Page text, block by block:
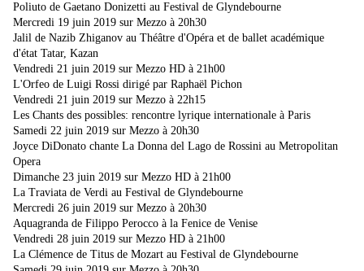
Poliuto de Gaetano Donizetti au Festival de Glyndebourne
Mercredi 19 juin 2019 sur Mezzo à 20h30
Jalil de Nazib Zhiganov au Théâtre d'Opéra et de ballet académique
d'état Tatar, Kazan
Vendredi 21 juin 2019 sur Mezzo HD à 21h00
L'Orfeo de Luigi Rossi dirigé par Raphaël Pichon
Vendredi 21 juin 2019 sur Mezzo à 22h15
Les Chants des possibles: rencontre lyrique internationale à Paris
Samedi 22 juin 2019 sur Mezzo à 20h30
Joyce DiDonato chante La Donna del Lago de Rossini au Metropolitan
Opera
Dimanche 23 juin 2019 sur Mezzo HD à 21h00
La Traviata de Verdi au Festival de Glyndebourne
Mercredi 26 juin 2019 sur Mezzo à 20h30
Aquagranda de Filippo Perocco à la Fenice de Venise
Vendredi 28 juin 2019 sur Mezzo HD à 21h00
La Clémence de Titus de Mozart au Festival de Glyndebourne